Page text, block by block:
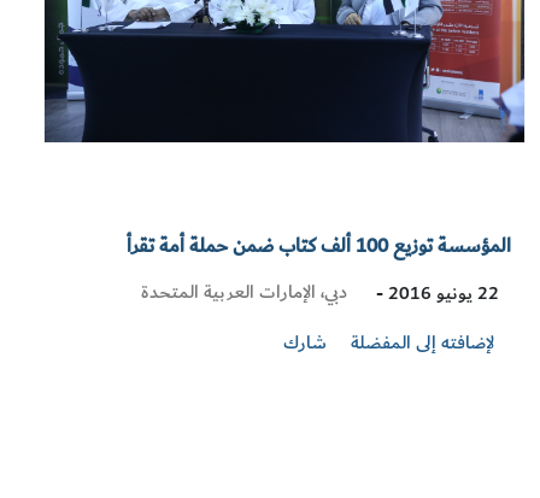
المؤسسة توزيع 100 ألف كتاب ضمن حملة أمة تقرأ
22 يونيو 2016 -
Visit
دبي، الإمارات العربية المتحدة
لإضافته إلى المفضلة
شارك